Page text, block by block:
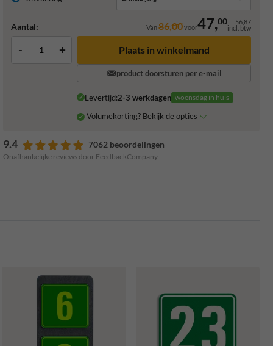
Aantal: Van86,00voor47,00 56,87
incl. btw
- + Plaats in winkelmand
product doorsturen per e-mail
Levertijd:2-3 werkdagen woensdag in huis
Volumekorting? Bekijk de opties
9.4 7062 beoordelingen
Onafhankelijke reviews door FeedbackCompany